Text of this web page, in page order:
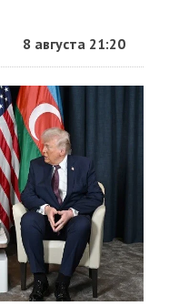
8 августа 21:20